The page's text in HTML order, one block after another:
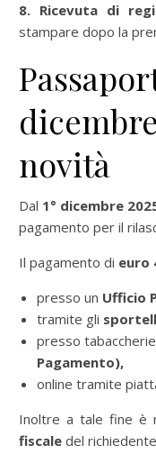
8. Ricevuta di
stampare dopo la
novità
Dal 1° dicembre
pagamento per il
Il pagamento di euro
presso un Ufficio
tramite gli
presso
Pagamento),
online tramite
Inoltre a tale fine è
fiscale del